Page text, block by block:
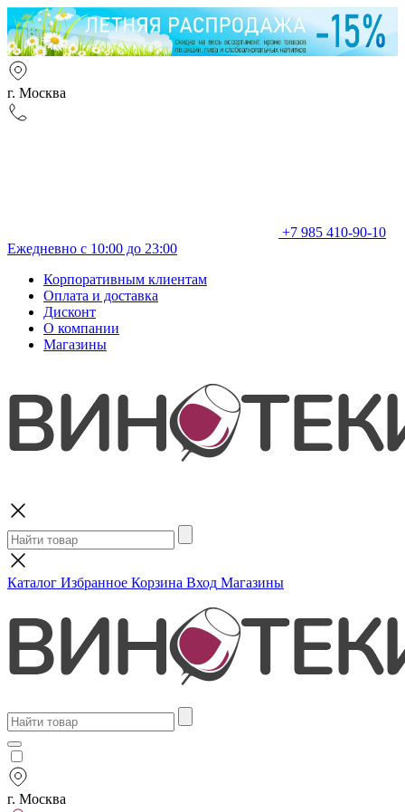
г. Москва
+7 985 410-90-10
Ежедневно с 10:00 до 23:00
Корпоративным клиентам
Оплата и доставка
Дисконт
О компании
Магазины
Каталог Избранное Корзина Вход Магазины
г. Москва